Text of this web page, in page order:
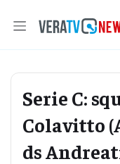
Serie C:
Colavitto
ds